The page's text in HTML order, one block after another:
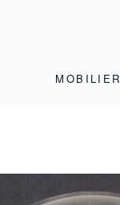
MOBILIER